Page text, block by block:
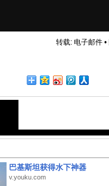
转载: 电子邮件•
巴基斯坦获得水下神器
v.youku.com